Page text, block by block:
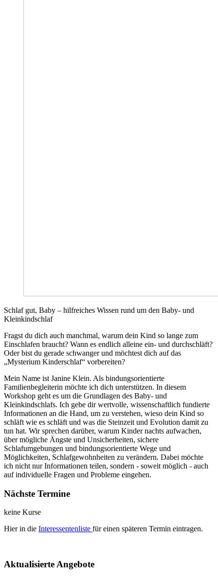
Schlaf gut, Baby – hilfreiches Wissen rund um den Baby- und
Kleinkindschlaf
Fragst du dich auch manchmal, warum dein Kind so lange zum
Einschlafen braucht? Wann es endlich alleine ein- und durchschläft?
Oder bist du gerade schwanger und möchtest dich auf das
„Mysterium Kinderschlaf“ vorbereiten?
Mein Name ist Janine Klein. Als bindungsorientierte
Familienbegleiterin möchte ich dich unterstützen. In diesem
Workshop geht es um die Grundlagen des Baby- und
Kleinkindschlafs. Ich gebe dir wertvolle, wissenschaftlich fundierte
Informationen an die Hand, um zu verstehen, wieso dein Kind so
schläft wie es schläft und was die Steinzeit und Evolution damit zu
tun hat. Wir sprechen darüber, warum Kinder nachts aufwachen,
über mögliche Ängste und Unsicherheiten, sichere
Schlafumgebungen und bindungsorientierte Wege und
Möglichkeiten, Schlafgewohnheiten zu verändern. Dabei möchte
ich nicht nur Informationen teilen, sondern - soweit möglich - auch
auf individuelle Fragen und Probleme eingehen.
Nächste Termine
keine Kurse
Hier in die Interessentenliste für einen späteren Termin eintragen.
Aktualisierte Angebote